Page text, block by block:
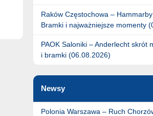
Raków Częstochowa –
Bramki i najważniejsze momenty
PAOK Saloniki – Anderlecht skrót
i bramki (06.08.2026)
Newsy
Polonia Warszawa – Ruch